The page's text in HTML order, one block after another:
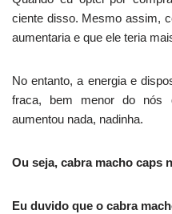
ciente disso. Mesmo assim,
aumentaria e que ele teria
No entanto, a energia e
fraca, bem menor do nós
aumentou nada, nadinha.
Ou seja, cabra macho caps
Eu duvido que o cabra